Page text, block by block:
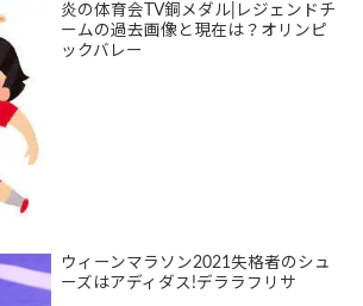
炎の体育会TV銅メダル|レジェンドチ
ームの過去画像と現在は？オリンピ
ックバレー
ウィーンマラソン2021失格者のシュ
ーズはアディダス!デララフリサ